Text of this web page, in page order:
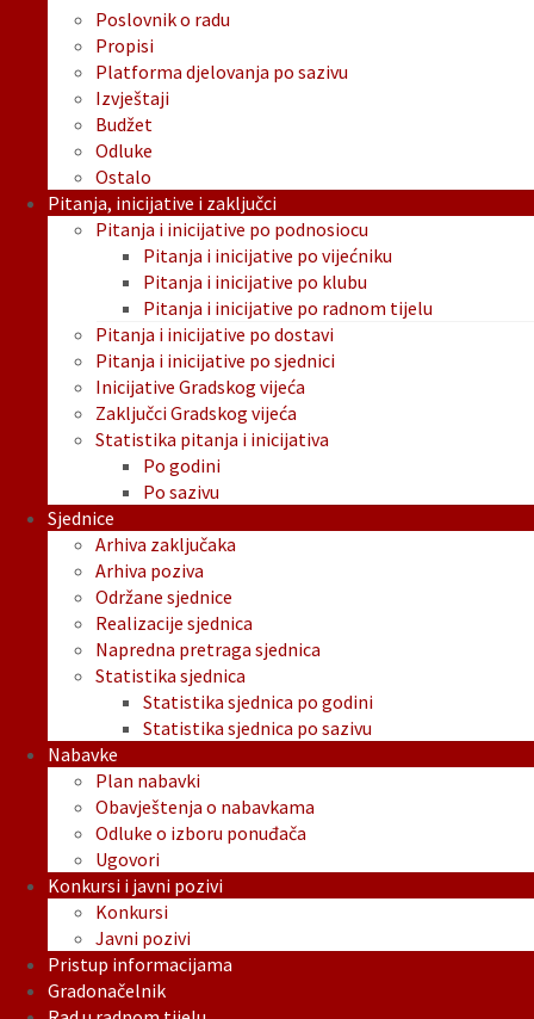
Poslovnik o radu
Propisi
Platforma djelovanja po sazivu
Izvještaji
Budžet
Odluke
Ostalo
Pitanja, inicijative i zaključci
Pitanja i inicijative po podnosiocu
Pitanja i inicijative po vijećniku
Pitanja i inicijative po klubu
Pitanja i inicijative po radnom tijelu
Pitanja i inicijative po dostavi
Pitanja i inicijative po sjednici
Inicijative Gradskog vijeća
Zaključci Gradskog vijeća
Statistika pitanja i inicijativa
Po godini
Po sazivu
Sjednice
Arhiva zaključaka
Arhiva poziva
Održane sjednice
Realizacije sjednica
Napredna pretraga sjednica
Statistika sjednica
Statistika sjednica po godini
Statistika sjednica po sazivu
Nabavke
Plan nabavki
Obavještenja o nabavkama
Odluke o izboru ponuđača
Ugovori
Konkursi i javni pozivi
Konkursi
Javni pozivi
Pristup informacijama
Gradonačelnik